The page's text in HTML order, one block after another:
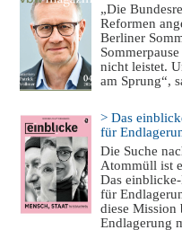
„Die
Reformen
Berliner
nicht leistet.
am Sprung“,
> Das
für
Die Suche
Atommüll ist
Das
für
diese Mission
Endlagerung